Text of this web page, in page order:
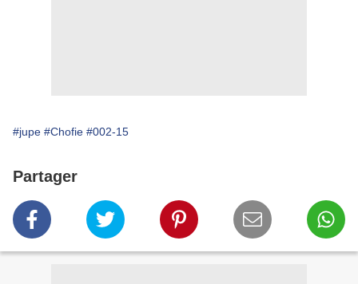
#jupe #Chofie #002-15
Partager